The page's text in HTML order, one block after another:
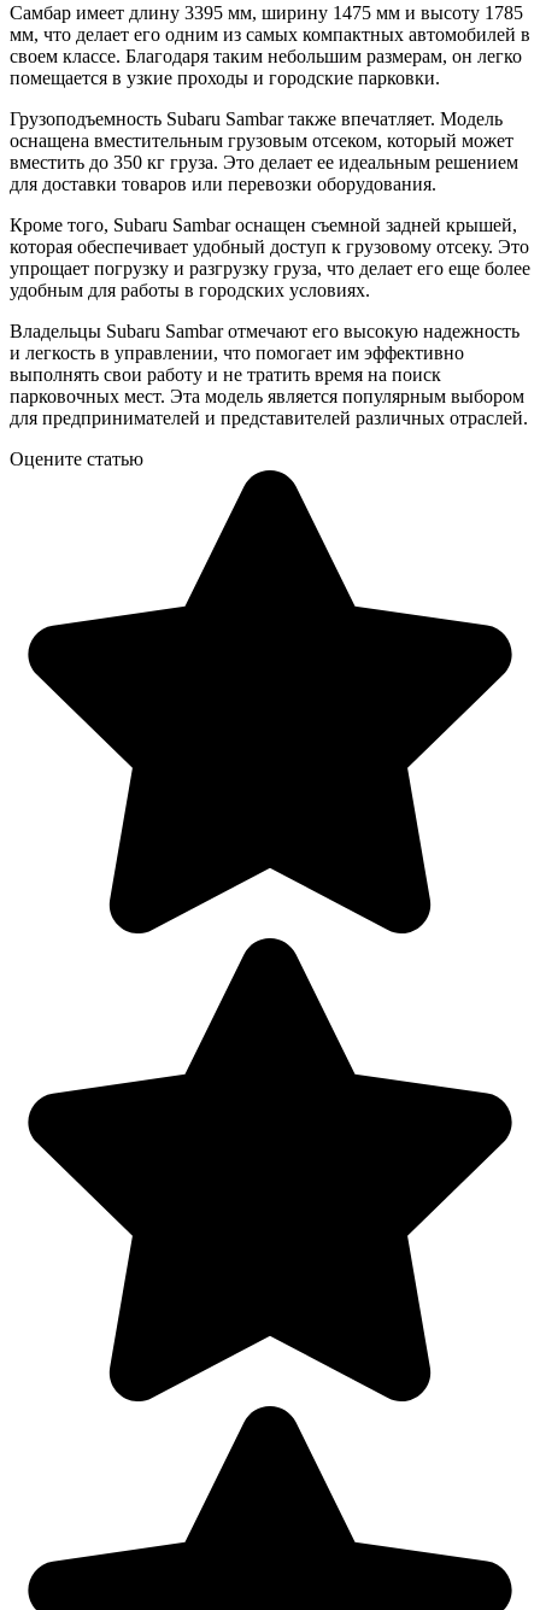
Самбар имеет длину 3395 мм, ширину 1475 мм и высоту 1785
мм, что делает его одним из самых компактных автомобилей в
своем классе. Благодаря таким небольшим размерам, он легко
помещается в узкие проходы и городские парковки.
Грузоподъемность Subaru Sambar также впечатляет. Модель
оснащена вместительным грузовым отсеком, который может
вместить до 350 кг груза. Это делает ее идеальным решением
для доставки товаров или перевозки оборудования.
Кроме того, Subaru Sambar оснащен съемной задней крышей,
которая обеспечивает удобный доступ к грузовому отсеку. Это
упрощает погрузку и разгрузку груза, что делает его еще более
удобным для работы в городских условиях.
Владельцы Subaru Sambar отмечают его высокую надежность
и легкость в управлении, что помогает им эффективно
выполнять свои работу и не тратить время на поиск
парковочных мест. Эта модель является популярным выбором
для предпринимателей и представителей различных отраслей.
Оцените статью